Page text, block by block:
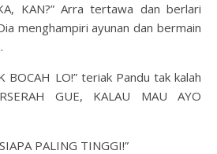
KAN?” Arra tertawa dan berlari
menghampiri ayunan dan bermain
BOCAH LO!” teriak Pandu tak kalah
GUE, KALAU MAU AYO
PALING TINGGI!”